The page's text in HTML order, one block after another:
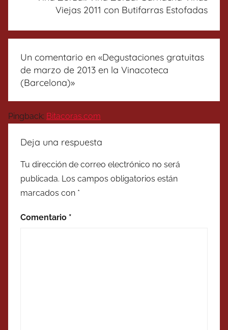
Viejas 2011 con Butifarras Estofadas
Un comentario en «Degustaciones gratuitas
de marzo de 2013 en la Vinacoteca
(Barcelona)»
Pingback: Bitacoras.com
Deja una respuesta
Tu dirección de correo electrónico no será
publicada. Los campos obligatorios están
marcados con *
Comentario *